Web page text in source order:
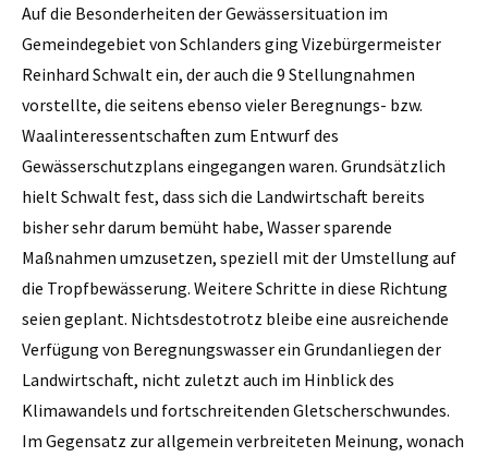
Auf die Besonderheiten der Gewässersituation im
Gemeindegebiet von Schlanders ging Vizebürgermeister
Reinhard Schwalt ein, der auch die 9 Stellungnahmen
vorstellte, die seitens ebenso vieler Beregnungs- bzw.
Waalinteressentschaften zum Entwurf des
Gewässerschutzplans eingegangen waren. Grundsätzlich
hielt Schwalt fest, dass sich die Landwirtschaft bereits
bisher sehr darum bemüht habe, Wasser sparende
Maßnahmen umzusetzen, speziell mit der Umstellung auf
die Tropfbewässerung. Weitere Schritte in diese Richtung
seien geplant. Nichtsdestotrotz bleibe eine ausreichende
Verfügung von Beregnungswasser ein Grundanliegen der
Landwirtschaft, nicht zuletzt auch im Hinblick des
Klimawandels und fortschreitenden Gletscherschwundes.
Im Gegensatz zur allgemein verbreiteten Meinung, wonach